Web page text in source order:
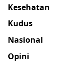
Kesehatan
Kudus
Nasional
Opini